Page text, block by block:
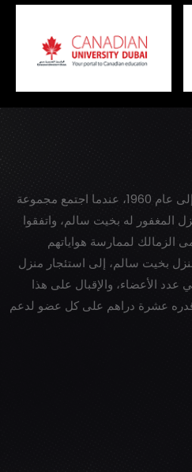
يعود تاريخ تأسيس نادي الوصل إلى عام 1960، عندما اجتمع مجموعة
له بخيت سالم، واتفقوا
لممارسة هواياتهم
بخيت سالم، إلى استئجار منزل
عدد الأعضاء، والإقبال على هذا
قدره عشرة دراهم على كل عضو لدعم